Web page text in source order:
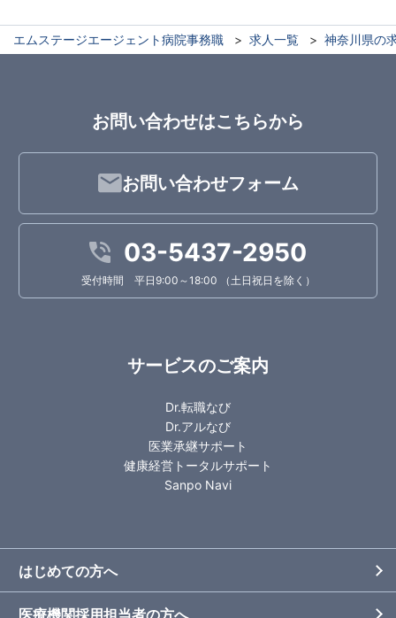
エムステージエージェント病院事務職 求人一覧 神奈川県の
お問い合わせはこちらから
お問い合わせフォーム
03-5437-2950
受付時間 平日9:00～18:00 （土日祝日を除く）
サービスのご案内
Dr.転職なび
Dr.アルなび
医業承継サポート
健康経営トータルサポート
Sanpo Navi
はじめての方へ
医療機関採用担当者の方へ